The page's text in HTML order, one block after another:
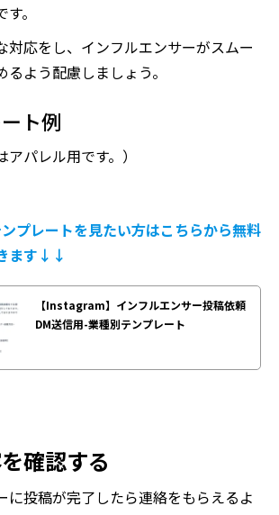
。
対応をし、インフルエンサーがスムー
よう配慮しましょう。
ト例
アパレル用です。）
プレートを見たい方はこちらから無料
ます↓↓
確認する
に投稿が完了したら連絡をもらえるよ